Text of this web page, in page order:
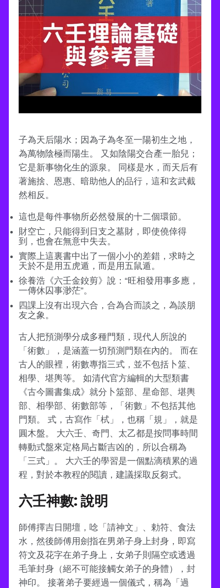
子為天后陽水；因為子為冬至一陽初生之地，
為萬物陰極而陽生。 又如陰陽交合產一胎兒；
它是新事物化生的源泉。 同樣是水，而天后有
著施捨、恩惠、暗助他人的品行，這和玄武截
然相反。
這也是每件事物所必然發展的十二個環節。
財空亡，只能得到日支之墓財，即使僥倖得
到，也會在無意中失去。
實際上這裏書中出了一個小小的差錯，求時之
天於不是用五虎遁，而是用五鼠遁。
徐養浩《六壬金鉸剪》說：“旺相發用事多應，
一傳休囚事渺茫”。
四課上沒有出現六合，合為合而談之，為談朋
友之象。
古人把預測學分成多種門類，現代人所說的
「術數」，是涵蓋一切預測門類在內的。 而在
古人的眼裡，術數專指三式，並不包括卜筮、
相學、堪輿等。 如清代官方編輯的大型類書
《古今圖書集成》就分卜筮部、星命部、堪輿
部、相學部、術數部等，「術數」不包括其他
門類。 式，古寫作「栻」，也稱「規」，就是
圓木盤。 大六壬、奇門、太乙都是按問事時間
轉動式盤來定格局占斷吉凶的，所以合稱為
「三式」。 大六壬的學習是一個點滴積累的過
程，對於本教程的閱讀，建議採取反芻式。
六壬神數: 說明
師傅擇吉日開壇，唸「請神文」、勅符、食法
水，然後師傅用劍指在男弟子身上封身，即寫
符文及花字在弟子身上，女弟子則隔空或透過
毛筆封身（絕不可能接觸女弟子的身體），封
神印。 接著弟子要經過一個儀式，稱為「過